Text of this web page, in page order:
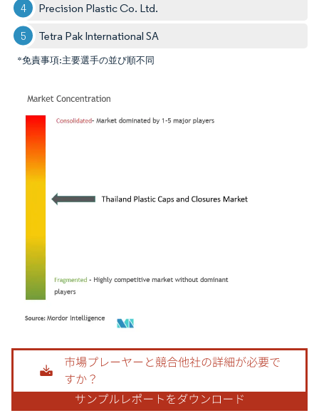
Precision Plastic Co. Ltd.
Tetra Pak International SA
*免責事項:主要選手の並び順不同
画像 © Mordor Intelligence。再利用にはCC BY 4.0の表示が必要です。